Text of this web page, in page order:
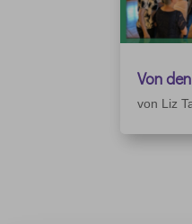
Von
von Liz